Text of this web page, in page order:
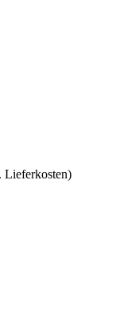
Lieferkosten)